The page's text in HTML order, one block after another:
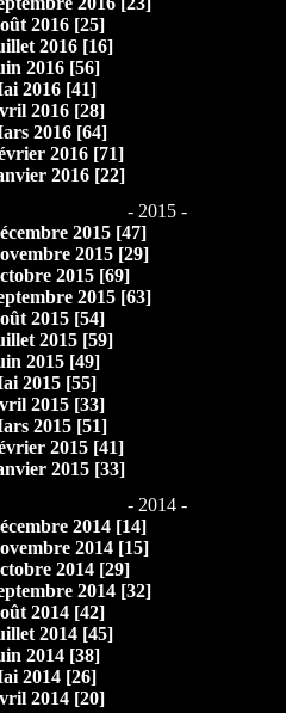
2016 [25]
2016 [16]
2016 [56]
2016 [41]
2016 [28]
2016 [64]
2016 [71]
2016 [22]
- 2015 -
2015 [47]
2015 [29]
2015 [69]
2015 [63]
2015 [54]
2015 [59]
2015 [49]
2015 [55]
2015 [33]
2015 [51]
2015 [41]
2015 [33]
- 2014 -
2014 [14]
2014 [15]
2014 [29]
2014 [32]
2014 [42]
2014 [45]
2014 [38]
2014 [26]
2014 [20]